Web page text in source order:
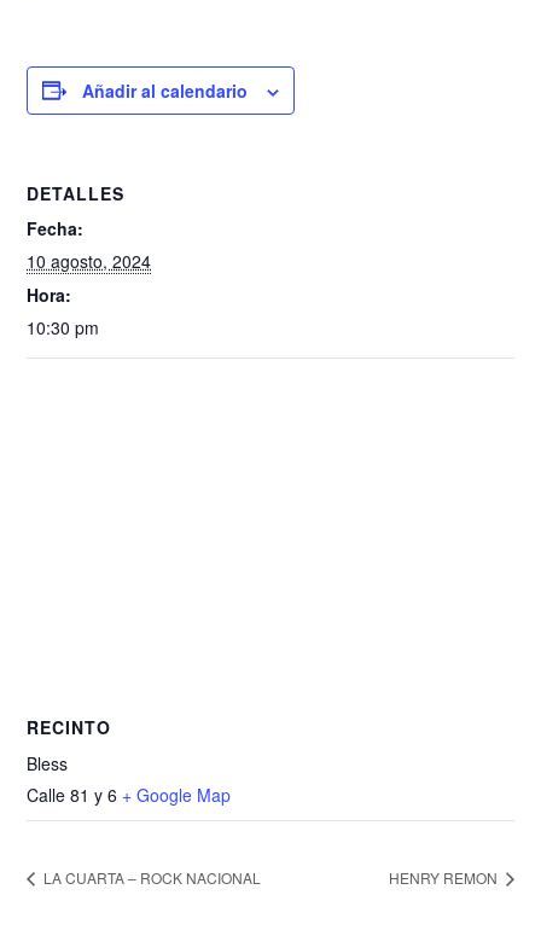
Añadir al calendario
DETALLES
Fecha:
10 agosto, 2024
Hora:
10:30 pm
RECINTO
Bless
Calle 81 y 6 + Google Map
LA CUARTA – ROCK NACIONAL HENRY REMON